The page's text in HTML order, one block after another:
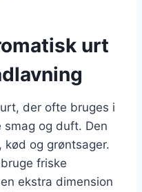
urt
der ofte bruges i
smag og duft. Den
og grøntsager.
friske
ekstra dimension